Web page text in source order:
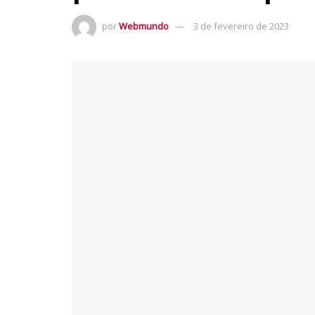
porWebmundo 3 de fevereiro de 2023